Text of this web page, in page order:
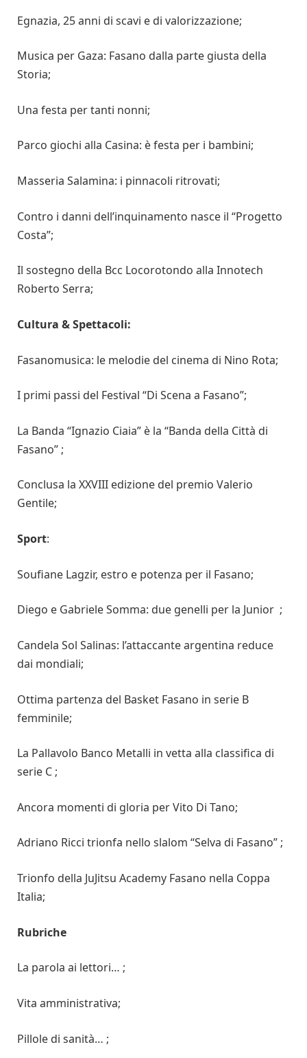
Egnazia, 25 anni di scavi e di valorizzazione;
Musica per Gaza: Fasano dalla parte giusta della
Storia;
Una festa per tanti nonni;
Parco giochi alla Casina: è festa per i bambini;
Masseria Salamina: i pinnacoli ritrovati;
Contro i danni dell’inquinamento nasce il “Progetto
Costa”;
Il sostegno della Bcc Locorotondo alla Innotech
Roberto Serra;
Cultura & Spettacoli:
Fasanomusica: le melodie del cinema di Nino Rota;
I primi passi del Festival “Di Scena a Fasano”;
La Banda “Ignazio Ciaia” è la “Banda della Città di
Fasano” ;
Conclusa la XXVIII edizione del premio Valerio
Gentile;
Sport:
Soufiane Lagzir, estro e potenza per il Fasano;
Diego e Gabriele Somma: due genelli per la Junior ;
Candela Sol Salinas: l’attaccante argentina reduce
dai mondiali;
Ottima partenza del Basket Fasano in serie B
femminile;
La Pallavolo Banco Metalli in vetta alla classifica di
serie C ;
Ancora momenti di gloria per Vito Di Tano;
Adriano Ricci trionfa nello slalom “Selva di Fasano” ;
Trionfo della JuJitsu Academy Fasano nella Coppa
Italia;
Rubriche
La parola ai lettori… ;
Vita amministrativa;
Pillole di sanità… ;